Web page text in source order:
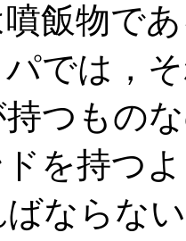
飯物で
では，
つもの
を持つ
ならな